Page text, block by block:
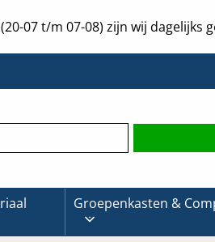
07 t/m 07-08) zijn wij dagelijks
Groepenkasten &